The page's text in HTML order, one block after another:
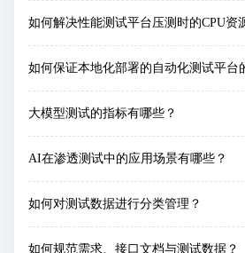
如何解决性能测试平台压测时的CPU资
大模型测试的指标有哪些？
AI在渗透测试中的应用场景有哪些？
如何对测试数据进行分类管理？
如何规范需求、接口文档与测试数据？